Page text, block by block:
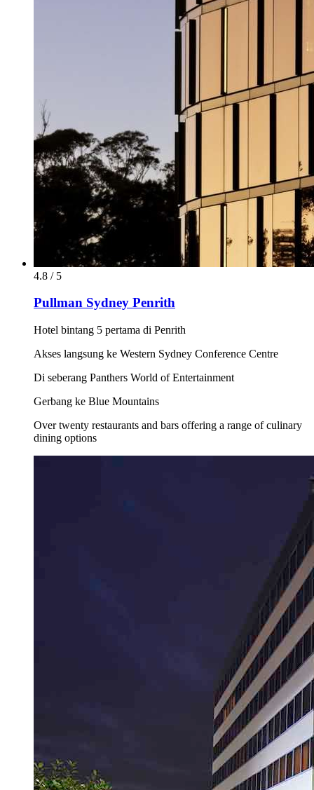
4.8 / 5
Pullman Sydney Penrith
Hotel bintang 5 pertama di Penrith
Akses langsung ke Western Sydney Conference Centre
Di seberang Panthers World of Entertainment
Gerbang ke Blue Mountains
Over twenty restaurants and bars offering a range of culinary
dining options